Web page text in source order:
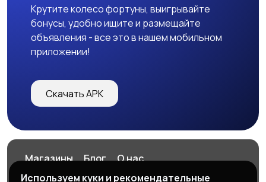
Крутите колесо фортуны, выигрывайте
бонусы, удобно ищите и размещайте
объявления - все это в нашем мобильном
приложении!
Скачать APK
Магазины Блог
О нас
Служба поддержки
Используем куки и рекомендательные